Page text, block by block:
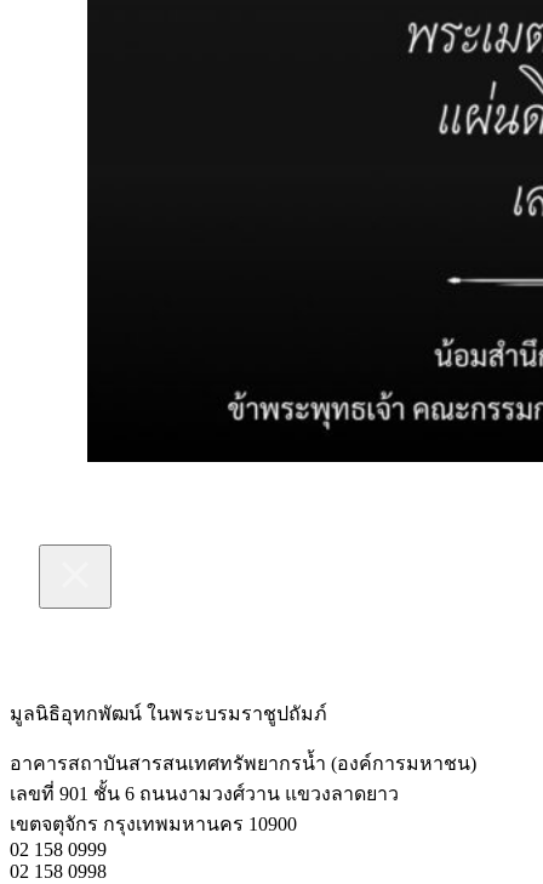
มูลนิธิอุทกพัฒน์ ในพระบรมราชูปถัมภ์
อาคารสถาบันสารสนเทศทรัพยากรน้ำ (องค์การมหาชน)
เลขที่ 901 ชั้น 6 ถนนงามวงศ์วาน แขวงลาดยาว
เขตจตุจักร กรุงเทพมหานคร 10900
02 158 0999
02 158 0998